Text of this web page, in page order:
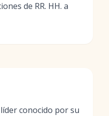
de RR. HH. a
conocido por su